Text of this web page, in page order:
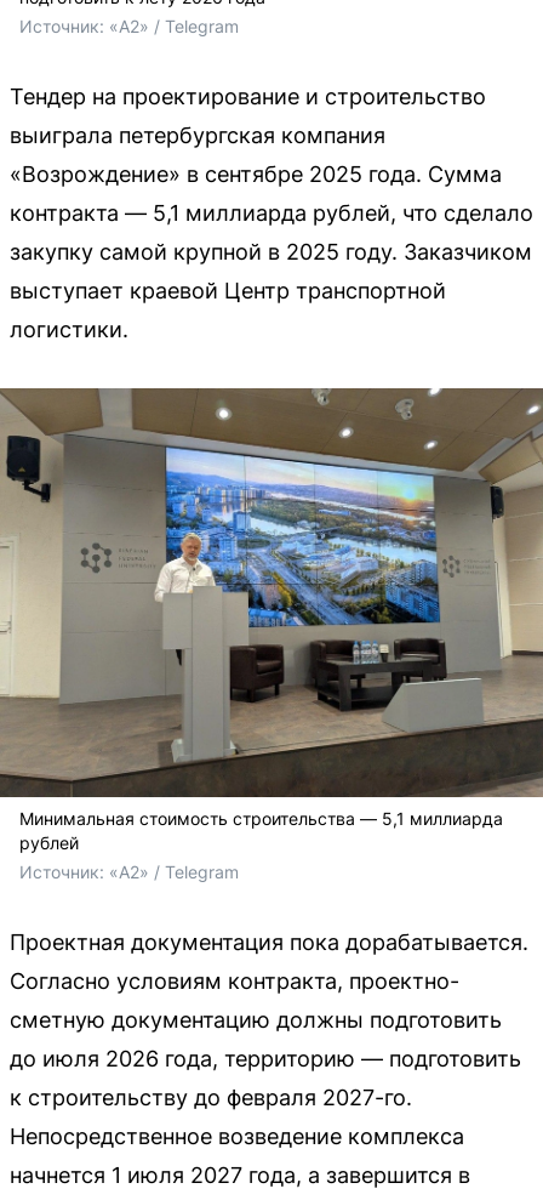
Источник: «А2» / Telegram
Тендер на проектирование и строительство
выиграла петербургская компания
«Возрождение» в сентябре 2025 года. Сумма
контракта — 5,1 миллиарда рублей, что сделало
закупку самой крупной в 2025 году. Заказчиком
выступает краевой Центр транспортной
логистики.
Минимальная стоимость строительства — 5,1 миллиарда
рублей
Источник: «А2» / Telegram
Проектная документация пока дорабатывается.
Согласно условиям контракта, проектно-
сметную документацию должны подготовить
до июля 2026 года, территорию — подготовить
к строительству до февраля 2027-го.
Непосредственное возведение комплекса
начнется 1 июля 2027 года, а завершится в